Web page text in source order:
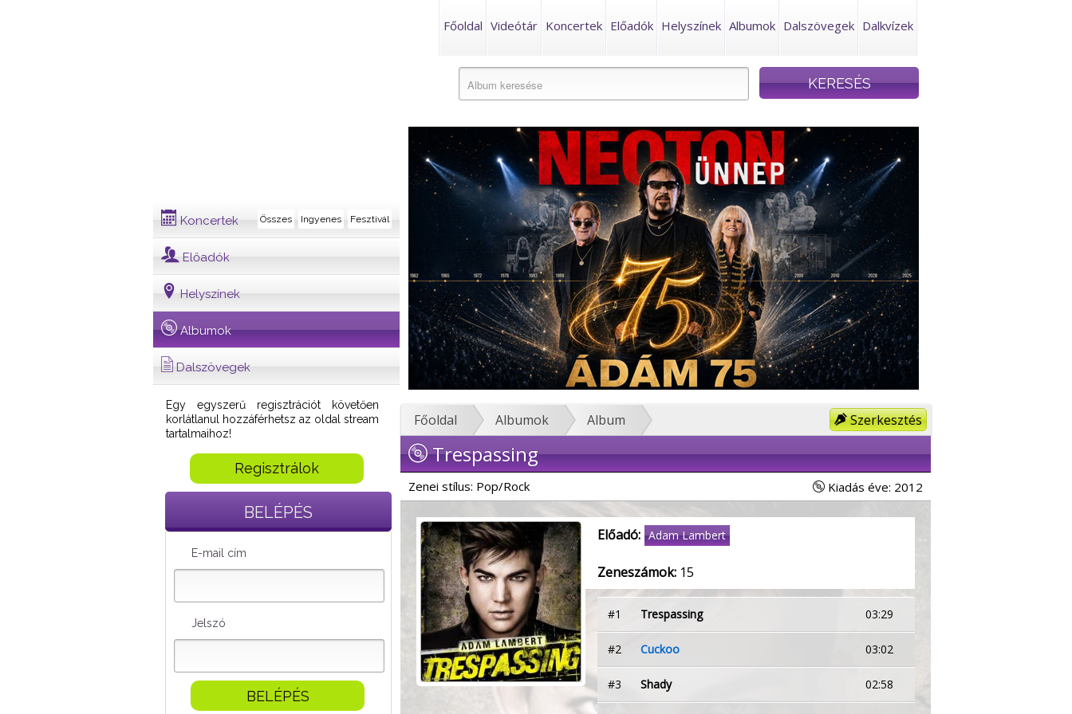
Főoldal Videótár Koncertek Előadók Helyszínek Albumok Dalszövegek Dalkvízek
Koncertek Fesztivál
Ingyenes
Összes
Előadók
Helyszínek
Albumok
Dalszövegek
Egy egyszerű regisztrációt követően
korlátlanul hozzáférhetsz az oldal stream
tartalmaihoz!
Regisztrálok
BELÉPÉS
E-mail cím
Jelszó
Szerkesztés
Főoldal Albumok Album
Trespassing
Zenei stílus: Pop/Rock Kiadás éve: 2012
Előadó: Adam Lambert
Zeneszámok: 15
#1 Trespassing 03:29
#2 Cuckoo 03:02
#3 Shady 02:58